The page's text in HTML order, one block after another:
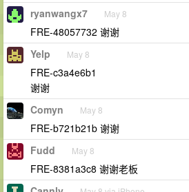
ryanwangx7 May 8
FRE-48057732 谢谢
Yelp May 8
FRE-c3a4e6b1
谢谢
Comyn May 8
FRE-b721b21b 谢谢
Fudd May 8
FRE-8381a3c8 谢谢老板